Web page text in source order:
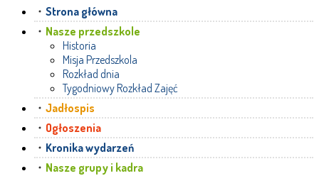
Strona główna
Nasze przedszkole
Historia
Misja Przedszkola
Rozkład dnia
Tygodniowy Rozkład Zajęć
Jadłospis
Ogłoszenia
Kronika wydarzeń
Nasze grupy i kadra